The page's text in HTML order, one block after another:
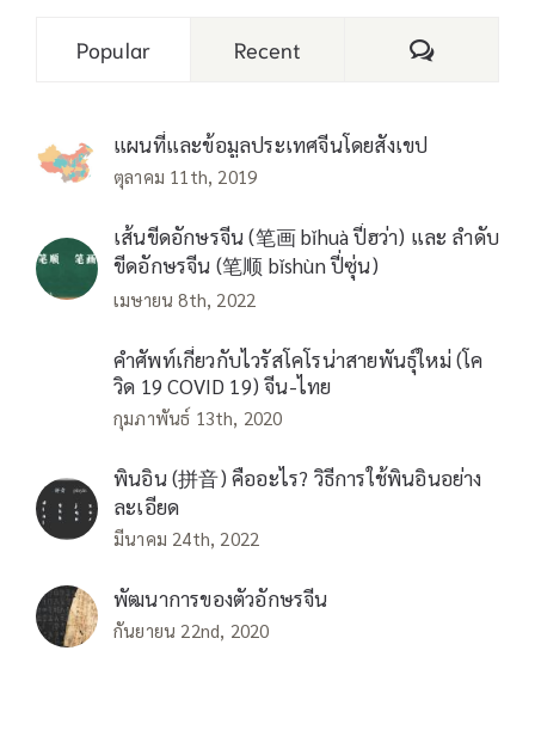
Popular Recent Comments
แผนที่และข้อมูลประเทศจีนโดยสังเขป
ตุลาคม 11th, 2019
เส้นขีดอักษรจีน (笔画 bǐhuà ปี่ฮว่า) และ ลำดับ
ขีดอักษรจีน (笔顺 bǐshùn ปี่ซุ่น)
เมษายน 8th, 2022
คำศัพท์เกี่ยวกับไวรัสโคโรน่าสายพันธุ์ใหม่ (โค
วิด 19 COVID 19) จีน-ไทย
กุมภาพันธ์ 13th, 2020
พินอิน (拼音) คืออะไร? วิธีการใช้พินอินอย่าง
ละเอียด
มีนาคม 24th, 2022
พัฒนาการของตัวอักษรจีน
กันยายน 22nd, 2020